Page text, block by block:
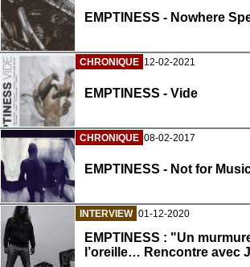
EMPTINESS - Nowhere
CHRONIQUE 12-02-2021
EMPTINESS - Vide
CHRONIQUE 08-02-2017
EMPTINESS - Not for
INTERVIEW 01-12-2020
EMPTINESS : "Un
l’oreille… Rencontre avec